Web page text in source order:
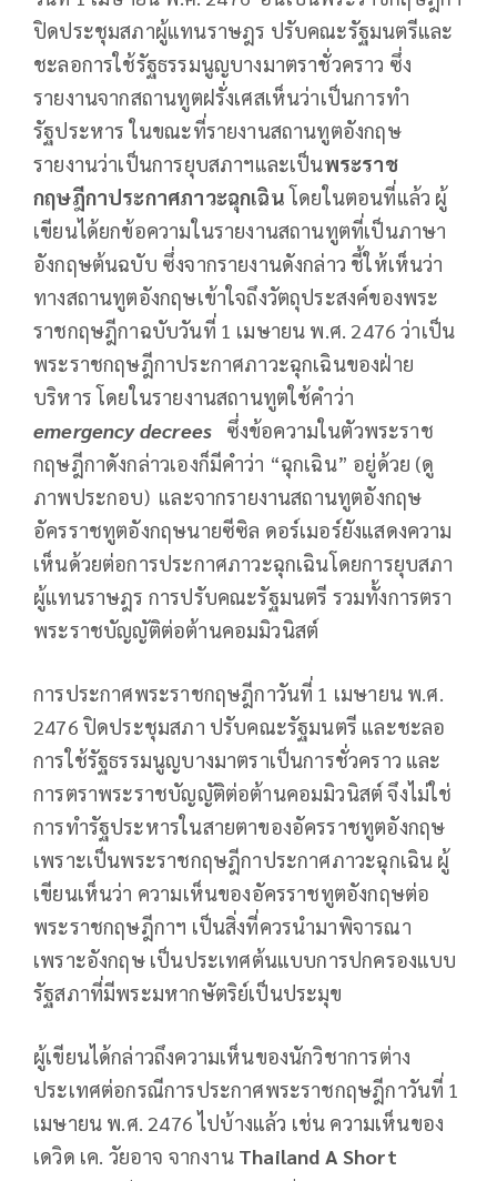
ปิดประชุมสภาผู้แทนราษฎร ปรับคณะรัฐมนตรีและ
ชะลอการใช้รัฐธรรมนูญบางมาตราชั่วคราว ซึ่ง
รายงานจากสถานทูตฝรั่งเศสเห็นว่าเป็นการทำ
รัฐประหาร ในขณะที่รายงานสถานทูตอังกฤษ
รายงานว่าเป็นการยุบสภาฯและเป็นพระราช
กฤษฎีกาประกาศภาวะฉุกเฉิน โดยในตอนที่แล้ว ผู้
เขียนได้ยกข้อความในรายงานสถานทูตที่เป็นภาษา
อังกฤษต้นฉบับ ซึ่งจากรายงานดังกล่าว ชี้ให้เห็นว่า
ทางสถานทูตอังกฤษเข้าใจถึงวัตถุประสงค์ของพระ
ราชกฤษฎีกาฉบับวันที่ 1 เมษายน พ.ศ. 2476 ว่าเป็น
พระราชกฤษฎีกาประกาศภาวะฉุกเฉินของฝ่าย
บริหาร โดยในรายงานสถานทูตใช้คำว่า
emergency decrees ซึ่งข้อความในตัวพระราช
กฤษฎีกาดังกล่าวเองก็มีคำว่า “ฉุกเฉิน” อยู่ด้วย (ดู
ภาพประกอบ) และจากรายงานสถานทูตอังกฤษ
อัครราชทูตอังกฤษนายซีซิล ดอร์เมอร์ยังแสดงความ
เห็นด้วยต่อการประกาศภาวะฉุกเฉินโดยการยุบสภา
ผู้แทนราษฎร การปรับคณะรัฐมนตรี รวมทั้งการตรา
พระราชบัญญัติต่อต้านคอมมิวนิสต์
การประกาศพระราชกฤษฎีกาวันที่ 1 เมษายน พ.ศ.
2476 ปิดประชุมสภา ปรับคณะรัฐมนตรี และชะลอ
การใช้รัฐธรรมนูญบางมาตราเป็นการชั่วคราว และ
การตราพระราชบัญญัติต่อต้านคอมมิวนิสต์ จึงไม่ใช่
การทำรัฐประหารในสายตาของอัครราชทูตอังกฤษ
เพราะเป็นพระราชกฤษฎีกาประกาศภาวะฉุกเฉิน ผู้
เขียนเห็นว่า ความเห็นของอัครราชทูตอังกฤษต่อ
พระราชกฤษฎีกาฯ เป็นสิ่งที่ควรนำมาพิจารณา
เพราะอังกฤษ เป็นประเทศต้นแบบการปกครองแบบ
รัฐสภาที่มีพระมหากษัตริย์เป็นประมุข
ผู้เขียนได้กล่าวถึงความเห็นของนักวิชาการต่าง
ประเทศต่อกรณีการประกาศพระราชกฤษฎีกาวันที่ 1
เมษายน พ.ศ. 2476 ไปบ้างแล้ว เช่น ความเห็นของ
เดวิด เค. วัยอาจ จากงาน Thailand A Short